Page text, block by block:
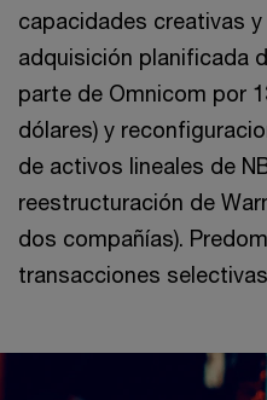
capacidades creativas
adquisición planificada
parte de Omnicom por
dólares) y
de activos lineales de
reestructuración de
dos compañías).
transacciones